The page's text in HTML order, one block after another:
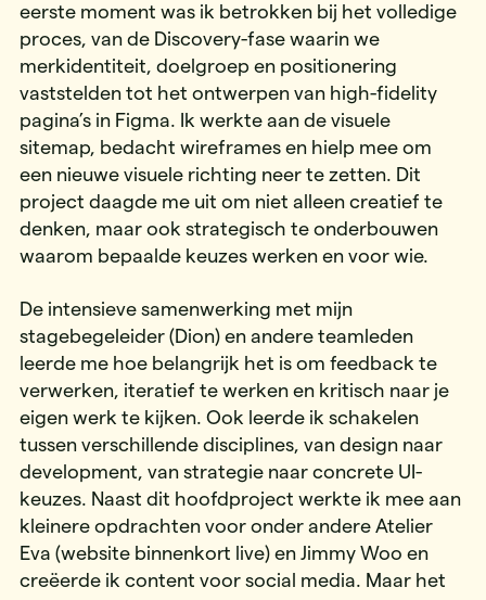
eerste moment was ik betrokken bij het volledige
proces, van de Discovery-fase waarin we
merkidentiteit, doelgroep en positionering
vaststelden tot het ontwerpen van high-fidelity
pagina’s in Figma. Ik werkte aan de visuele
sitemap, bedacht wireframes en hielp mee om
een nieuwe visuele richting neer te zetten. Dit
project daagde me uit om niet alleen creatief te
denken, maar ook strategisch te onderbouwen
waarom bepaalde keuzes werken en voor wie.
De intensieve samenwerking met mijn
stagebegeleider (Dion) en andere teamleden
leerde me hoe belangrijk het is om feedback te
verwerken, iteratief te werken en kritisch naar je
eigen werk te kijken. Ook leerde ik schakelen
tussen verschillende disciplines, van design naar
development, van strategie naar concrete UI-
keuzes. Naast dit hoofdproject werkte ik mee aan
kleinere opdrachten voor onder andere Atelier
Eva (website binnenkort live) en Jimmy Woo en
creëerde ik content voor social media. Maar het